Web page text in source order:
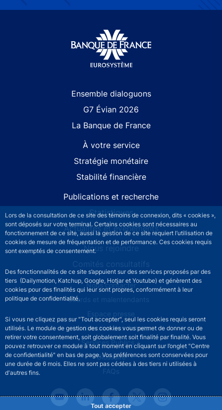
Lors de la consultation de ce site des témoins de connexion, dits « cookies »,
sont déposés sur votre terminal. Certains cookies sont nécessaires au
fonctionnement de ce site, aussi la gestion de ce site requiert l’utilisation de
cookies de mesure de fréquentation et de performance. Ces cookies requis
sont exemptés de consentement.
Des fonctionnalités de ce site s’appuient sur des services proposés par des
tiers (Dailymotion, Katchup, Google, Hotjar et Youtube) et génèrent des
cookies pour des finalités qui leur sont propres, conformément à leur
politique de confidentialité.
Si vous ne cliquez pas sur "Tout accepter", seul les cookies requis seront
utilisés. Le module de gestion des cookies vous permet de donner ou de
retirer votre consentement, soit globalement soit finalité par finalité. Vous
pouvez retrouver ce module à tout moment en cliquant sur l’onglet "Centre
de confidentialité" en bas de page. Vos préférences sont conservées pour
une durée de 6 mois. Elles ne sont pas cédées à des tiers ni utilisées à
d'autres fins.
Tout accepter
Ensemble dialoguons
G7 Évian 2026
La Banque de France
À votre service
Stratégie monétaire
Stabilité financière
Publications et recherche
Statistiques
Actualités et événements
Nous rejoindre
Comités consultatifs
Footer secondary menuNous contacter
Sourds et malentendants
Espace presse
La direction des Achats
Services Publics +
Glossaire
FAQs